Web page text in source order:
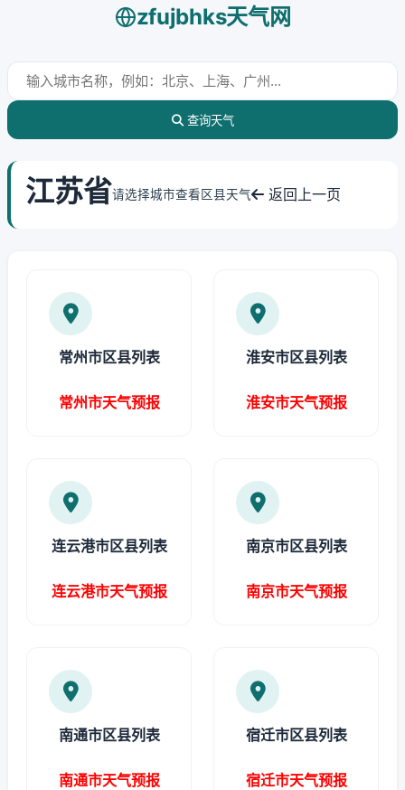
zfujbhks天气网
查询天气
江苏省请选择城市查看区县天气 返回上一页
常州市区县列表
常州市天气预报
淮安市区县列表
淮安市天气预报
连云港市区县列表
连云港市天气预报
南京市区县列表
南京市天气预报
南通市区县列表
南通市天气预报
宿迁市区县列表
宿迁市天气预报